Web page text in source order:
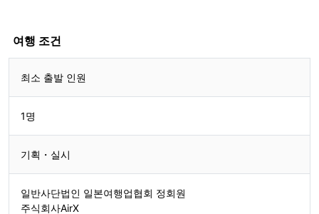
여행 조건
최소 출발 인원
1명
기획・실시
일반사단법인 일본여행업협회 정회원
주식회사AirX